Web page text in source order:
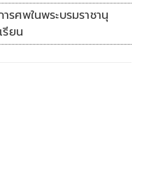
รศพในพระบรมราชานุ
รียน